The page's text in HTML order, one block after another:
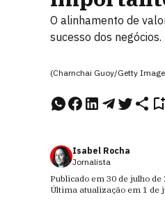
O alinhamento de
sucesso dos
(Charnchai Guoy/Getty
Isabel Rocha
Jornalista
Publicado em 30 de julho de
Última atualização em 1 de